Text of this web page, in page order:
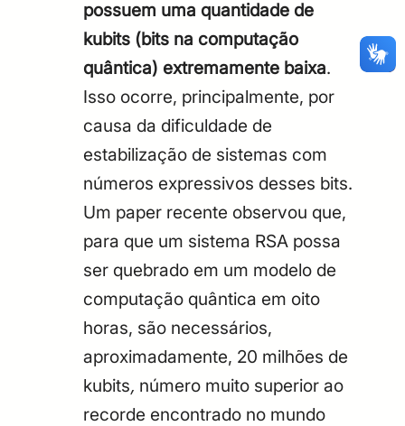
CPF Email
CPF
Email
Digite sua senha Confirme a senha
possuem uma quantidade de
kubits (bits na computação
quântica) extremamente baixa.
Isso ocorre, principalmente, por
causa da dificuldade de
estabilização de sistemas com
números expressivos desses bits.
Um paper recente observou que,
para que um sistema RSA possa
ser quebrado em um modelo de
computação quântica em oito
horas, são necessários,
aproximadamente, 20 milhões de
kubits, número muito superior ao
recorde encontrado no mundo